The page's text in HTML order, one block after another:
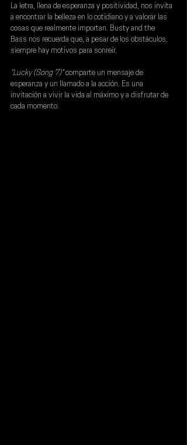
La letra, llena de esperanza y positividad, nos invita
a encontrar la belleza en lo cotidiano y a valorar las
cosas que realmente importan. Busty and the
Bass nos recuerda que, a pesar de los obstáculos,
siempre hay motivos para sonreír.
"Lucky (Song 7)" comparte un mensaje de
esperanza y un llamado a la acción. Es una
invitación a vivir la vida al máximo y a disfrutar de
cada momento.